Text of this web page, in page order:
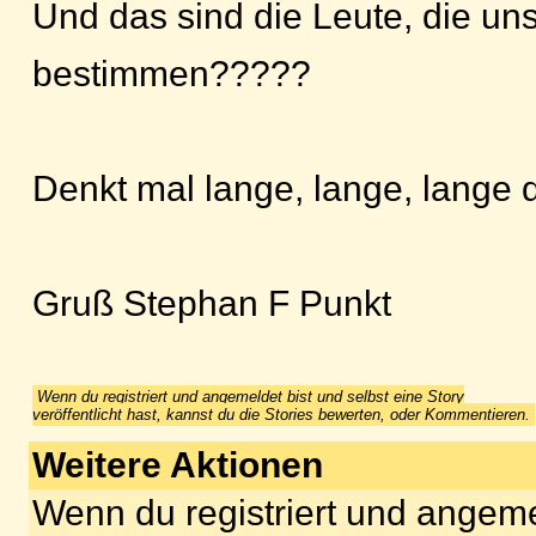
Und das sind die Leute, die
bestimmen?????
Denkt mal lange, lange, lange
Gruß Stephan F Punkt
Wenn du registriert und angemeldet bist und selbst eine Story
veröffentlicht hast, kannst du die Stories bewerten, oder Kommentieren.
Weitere Aktionen
Wenn du registriert und